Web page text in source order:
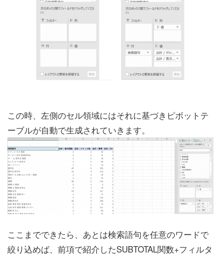
この時、左側のセル領域にはそれに基づきピボットテ
ーブルが自動で生成されていきます。
ここまでできたら、あとは検索語句を任意のワードで
絞り込めば、前項で紹介したSUBTOTAL関数+フィルタ